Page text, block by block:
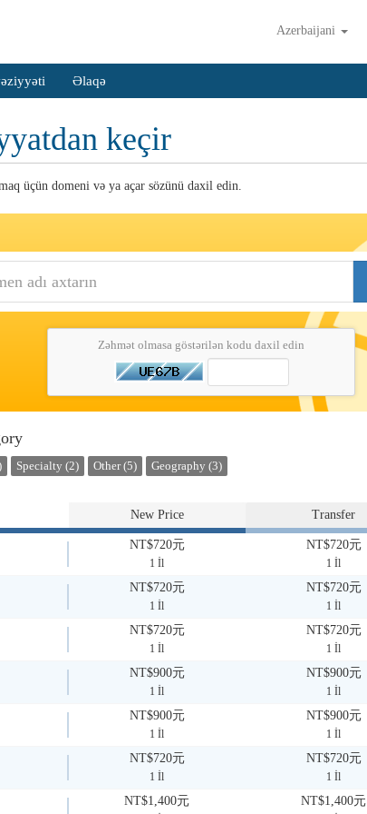
Azerbaijani
Əlaqə
keçir
üçün domeni və ya açar sözünü daxil edin.
Zəhmət olmasa göstərilən kodu daxil edin
Specialty (2) Other (5) Geography (3)
New Price Transfer
NT$720元
1 İl
NT$720元
1 İl
NT$720元
1 İl
NT$720元
1 İl
NT$720元
1 İl
NT$720元
1 İl
NT$900元
1 İl
NT$900元
1 İl
NT$900元
1 İl
NT$900元
1 İl
NT$720元
1 İl
NT$720元
1 İl
NT$1,400元 NT$1,400元